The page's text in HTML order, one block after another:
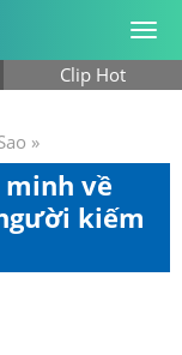
Clip Hot
»
về
kiếm